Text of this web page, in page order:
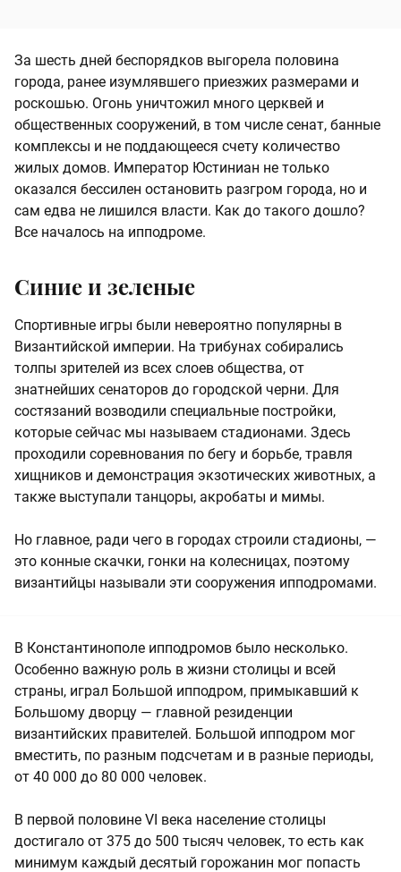
За шесть дней беспорядков выгорела половина
города, ранее изумлявшего приезжих размерами и
роскошью. Огонь уничтожил много церквей и
общественных сооружений, в том числе сенат, банные
комплексы и не поддающееся счету количество
жилых домов. Император Юстиниан не только
оказался бессилен остановить разгром города, но и
сам едва не лишился власти. Как до такого дошло?
Все началось на ипподроме.
Синие и зеленые
Спортивные игры были невероятно популярны в
Византийской империи. На трибунах собирались
толпы зрителей из всех слоев общества, от
знатнейших сенаторов до городской черни. Для
состязаний возводили специальные постройки,
которые сейчас мы называем стадионами. Здесь
проходили соревнования по бегу и борьбе, травля
хищников и демонстрация экзотических животных, а
также выступали танцоры, акробаты и мимы.
Но главное, ради чего в городах строили стадионы, —
это конные скачки, гонки на колесницах, поэтому
византийцы называли эти сооружения ипподромами.
В Константинополе ипподромов было несколько.
Особенно важную роль в жизни столицы и всей
страны, играл Большой ипподром, примыкавший к
Большому дворцу — главной резиденции
византийских правителей. Большой ипподром мог
вместить, по разным подсчетам и в разные периоды,
от 40 000 до 80 000 человек.
В первой половине VI века население столицы
достигало от 375 до 500 тысяч человек, то есть как
минимум каждый десятый горожанин мог попасть